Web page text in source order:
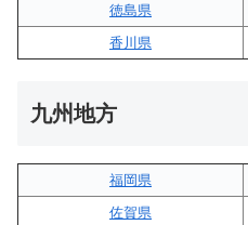
徳島県
香川県
九州地方
福岡県
佐賀県